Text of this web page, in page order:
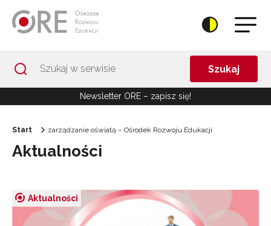
Szukaj
Newsletter ORE – zapisz się!
Start zarządzanie oświatą – Ośrodek Rozwoju Edukacji
Aktualności
Aktualności